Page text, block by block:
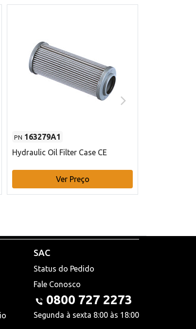
PN 163279A1
Hydraulic Oil Filter Case CE
Ver Preço
SAC
Status do Pedido
Fale Conosco
0800 727 2273
Segunda à sexta 8:00 às 18:00